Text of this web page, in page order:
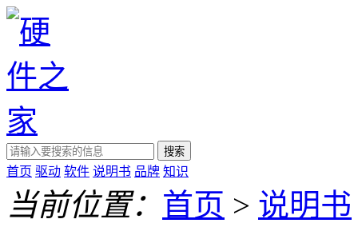
搜索
首页 驱动 软件 说明书 品牌 知识
当前位置： 首页 > 说明书